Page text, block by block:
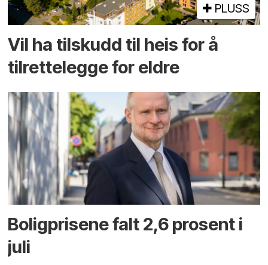
PLUSS
Vil ha tilskudd til heis for å
tilrettelegge for eldre
Boligprisene falt 2,6 prosent i
juli